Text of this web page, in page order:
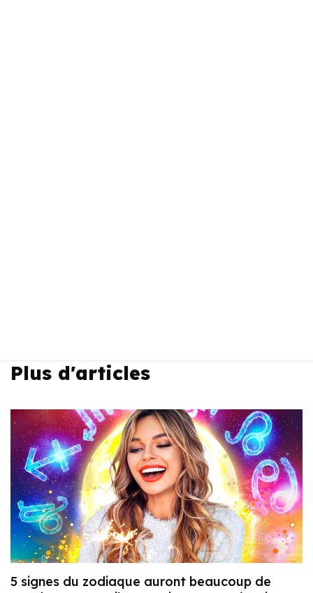
Plus d'articles
5 signes du zodiaque auront beaucoup de